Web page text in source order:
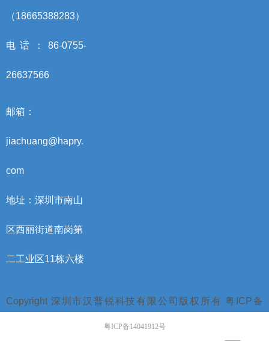
（18665388283）
电话：86-0755-
26637566
邮箱：
jiachuang@hapry.
com
地址：深圳市南山
区西丽街道南岗第
二工业区11栋六楼
Copyright 深圳市汉普锐科技有限公司版权所有 粤ICP备
粤ICP备14041912号